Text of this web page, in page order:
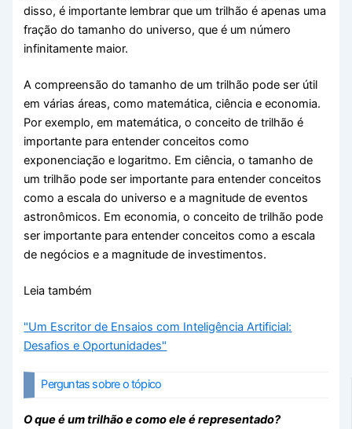
disso, é importante lembrar que um trilhão é apenas uma
fração do tamanho do universo, que é um número
infinitamente maior.
A compreensão do tamanho de um trilhão pode ser útil
em várias áreas, como matemática, ciência e economia.
Por exemplo, em matemática, o conceito de trilhão é
importante para entender conceitos como
exponenciação e logaritmo. Em ciência, o tamanho de
um trilhão pode ser importante para entender conceitos
como a escala do universo e a magnitude de eventos
astronômicos. Em economia, o conceito de trilhão pode
ser importante para entender conceitos como a escala
de negócios e a magnitude de investimentos.
Leia também
"Um Escritor de Ensaios com Inteligência Artificial:
Desafios e Oportunidades"
Perguntas sobre o tópico
O que é um trilhão e como ele é representado?